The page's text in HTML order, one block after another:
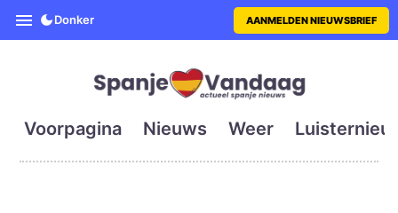
SpanjeVandaag is de eerste
Donker AANMELDEN NIEUWSBRIEF
Voorpagina Nieuws Weer